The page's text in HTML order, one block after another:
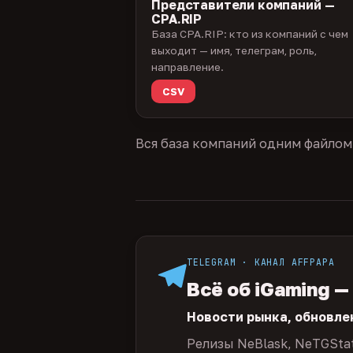
Представители компаний —
CPA.RIP
База CPA.RIP: кто из компаний с чем
выходит — имя, телеграм, роль,
направление.
CSV
Вся база компаний одним
TELEGRAM · КАНАЛ AFFPAPA
Всё об iGaming
Новости рынка,
Релизы NeBlask,